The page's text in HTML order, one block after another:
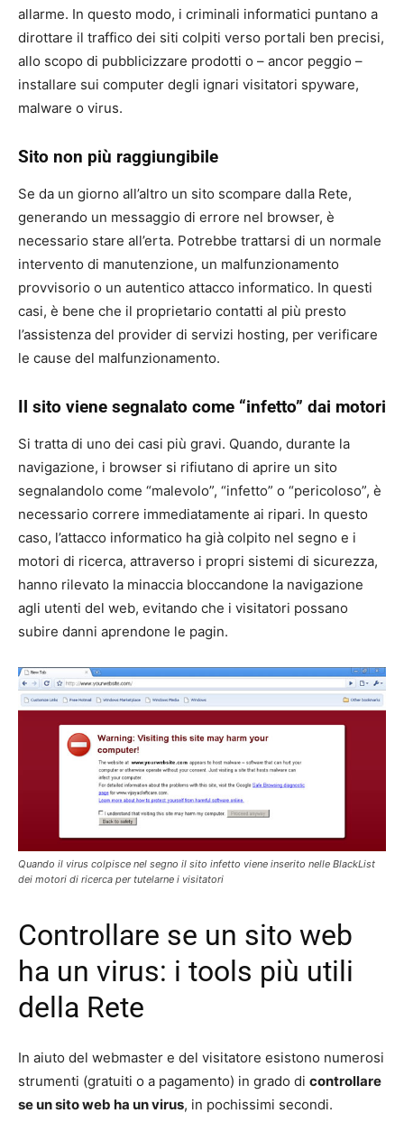
allarme. In questo modo, i criminali informatici puntano a
dirottare il traffico dei siti colpiti verso portali ben precisi,
allo scopo di pubblicizzare prodotti o – ancor peggio –
installare sui computer degli ignari visitatori spyware,
malware o virus.
Sito non più raggiungibile
Se da un giorno all’altro un sito scompare dalla Rete,
generando un messaggio di errore nel browser, è
necessario stare all’erta. Potrebbe trattarsi di un normale
intervento di manutenzione, un malfunzionamento
provvisorio o un autentico attacco informatico. In questi
casi, è bene che il proprietario contatti al più presto
l’assistenza del provider di servizi hosting, per verificare
le cause del malfunzionamento.
Il sito viene segnalato come “infetto” dai motori
Si tratta di uno dei casi più gravi. Quando, durante la
navigazione, i browser si rifiutano di aprire un sito
segnalandolo come “malevolo”, “infetto” o “pericoloso”, è
necessario correre immediatamente ai ripari. In questo
caso, l’attacco informatico ha già colpito nel segno e i
motori di ricerca, attraverso i propri sistemi di sicurezza,
hanno rilevato la minaccia bloccandone la navigazione
agli utenti del web, evitando che i visitatori possano
subire danni aprendone le pagin.
Quando il virus colpisce nel segno il sito infetto viene inserito nelle BlackList
dei motori di ricerca per tutelarne i visitatori
Controllare se un sito web
ha un virus: i tools più utili
della Rete
In aiuto del webmaster e del visitatore esistono numerosi
strumenti (gratuiti o a pagamento) in grado di controllare
se un sito web ha un virus, in pochissimi secondi.